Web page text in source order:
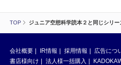
TOP ジュニア空想科学読本２と同じシリー
会社概要 IR情報 採用情報 広告につ
書店様向け
法人様一括購入